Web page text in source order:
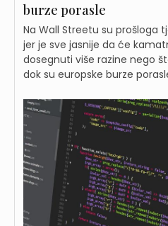
burze porasle
Na Wall Streetu su prošloga
jer je sve jasnije da će
dosegnuti više razine nego
dok su europske burze